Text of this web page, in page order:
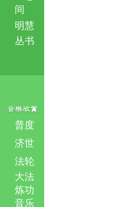
间
明慧
丛书
普度
济世
法轮
大法
炼功
音乐